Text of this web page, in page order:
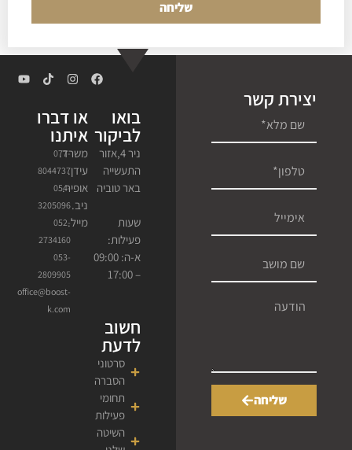
שליחה
יצירת קשר
שליחה
בואו
לביקור
ניר 4,אזור
התעשייה
באר טוביה
שעות
פעילות:
א-ה: 09:00
– 17:00
או דברו
איתנו
משרד.
עידן.
אופיר.
ניב.
מייל.
077-
8044737
054-
3205096
052-
2734160
053-
2809905
office@boost-
k.com
חשוב
לדעת
סרטוני
הסברה
תחומי
פעילות
השיטה